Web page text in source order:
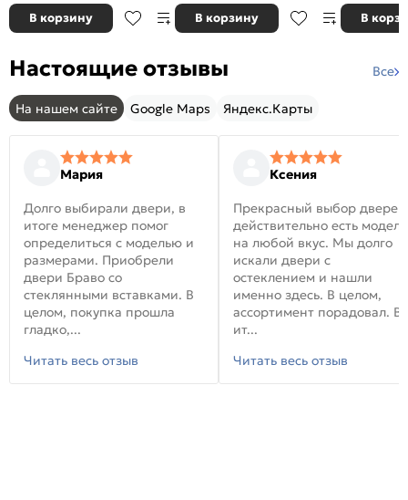
В корзину
щитовая
В корзину В
Настоящие отзывы Все
На нашем сайте Google Maps Яндекс.Карты
Мария
Долго выбирали двери, в
итоге менеджер помог
определиться с моделью и
размерами. Приобрели
двери Браво со
стеклянными вставками. В
целом, покупка прошла
гладко,...
Читать весь отзыв
Ксения
Прекрасный выбор
действительно есть модели
на любой вкус. Мы долго
искали двери с
остеклением и нашли
именно здесь. В целом,
ассортимент порадовал. В
ит...
Читать весь отзыв